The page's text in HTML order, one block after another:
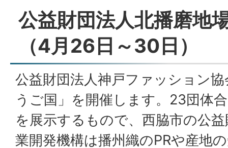
公益財団法人北播磨地
（4月26日～30日）
公益財団法人神戸ファッション
うご国」を開催します。23団体
を展示するもので、西脇市の公
業開発機構は播州織のPRや産地